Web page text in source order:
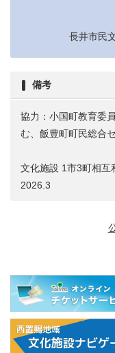
長井市民
備考
協力：小国町教育委
む、飯豊町町民総合
文化施設 1市3町相互
2026.3